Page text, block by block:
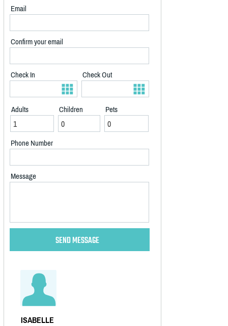
Email
Confirm your email
Check In Check Out
Adults Children Pets
Phone Number
Message
ISABELLE